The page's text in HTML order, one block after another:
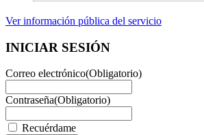
Ver información pública del servicio
INICIAR SESIÓN
Correo electrónico(Obligatorio)
Contraseña(Obligatorio)
Recuérdame